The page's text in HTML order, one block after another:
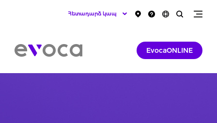
Հետադարձ կապ
EvocaONLINE